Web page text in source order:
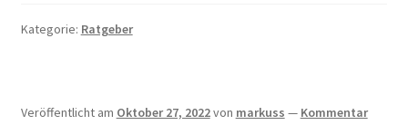
Kategorie: Ratgeber
Veröffentlicht am Oktober 27, 2022von markuss — Kommentar